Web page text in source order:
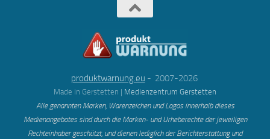
produktwarnung.eu - 2007-2026
Made in Gerstetten | Medienzentrum Gerstetten
Alle genannten Marken, Warenzeichen und Logos innerhalb dieses
Medienangebotes sind durch die Marken- und Urheberechte der jeweiligen
Rechteinhaber geschützt, und dienen lediglich der Berichterstattung und